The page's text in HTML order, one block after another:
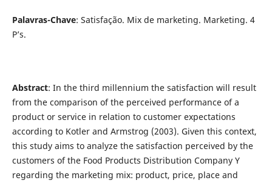
Palavras-Chave: Satisfação. Mix de marketing. Marketing. 4
P’s.
Abstract: In the third millennium the satisfaction will result
from the comparison of the perceived performance of a
product or service in relation to customer expectations
according to Kotler and Armstrog (2003). Given this context,
this study aims to analyze the satisfaction perceived by the
customers of the Food Products Distribution Company Y
regarding the marketing mix: product, price, place and